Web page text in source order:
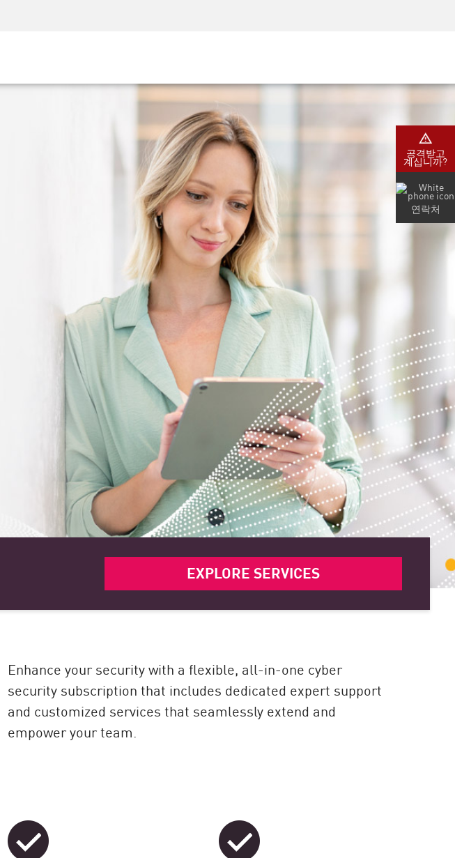
비공개 액세스
통신사/서비스 제공업체
EXPLORE SERVICES
Enhance your security with a flexible, all-in-one cyber
security subscription that includes dedicated expert support
and customized services that seamlessly extend and
empower your team.
공격받고
계십니까?
연락처